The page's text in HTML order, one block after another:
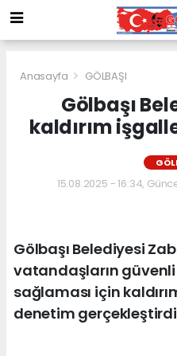
Anasayfa GÖLBAŞI
Gölbaşı
kaldırım
15.08.2025 - 16:34,
Gölbaşı Belediyesi
vatandaşların
sağlaması için
denetim